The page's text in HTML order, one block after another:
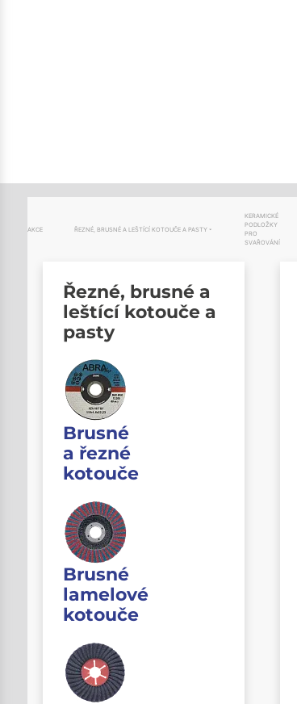
AKCE ŘEZNÉ, BRUSNÉ A LEŠTÍCÍ KOTOUČE A PASTY
Řezné, brusné a
leštící kotouče a
pasty
Brusné
a řezné
kotouče
Brusné
lamelové
kotouče
KERAMICKÉ
PODLOŽKY
PRO
SVAŘOVÁNÍ